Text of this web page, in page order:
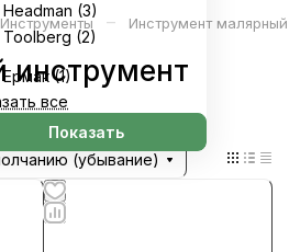
Headman (3)
Toolberg (2)
Ермак (1)
все
Показать
Инструменты – Инструмент
инструмент
(убывание)